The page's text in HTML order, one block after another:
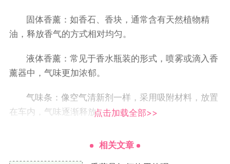
固体香薰：如香石、香块，通常含有天然植物精
油，释放香气的方式相对均匀。
液体香薰：常见于香水瓶装的形式，喷雾或滴入香
薰器中，气味更加浓郁。
气味条：像空气清新剂一样，采用吸附材料，放置
在车内，气味逐渐释放。
适合喜欢使用多种香味的人。
点击加载全部>>
相关文章